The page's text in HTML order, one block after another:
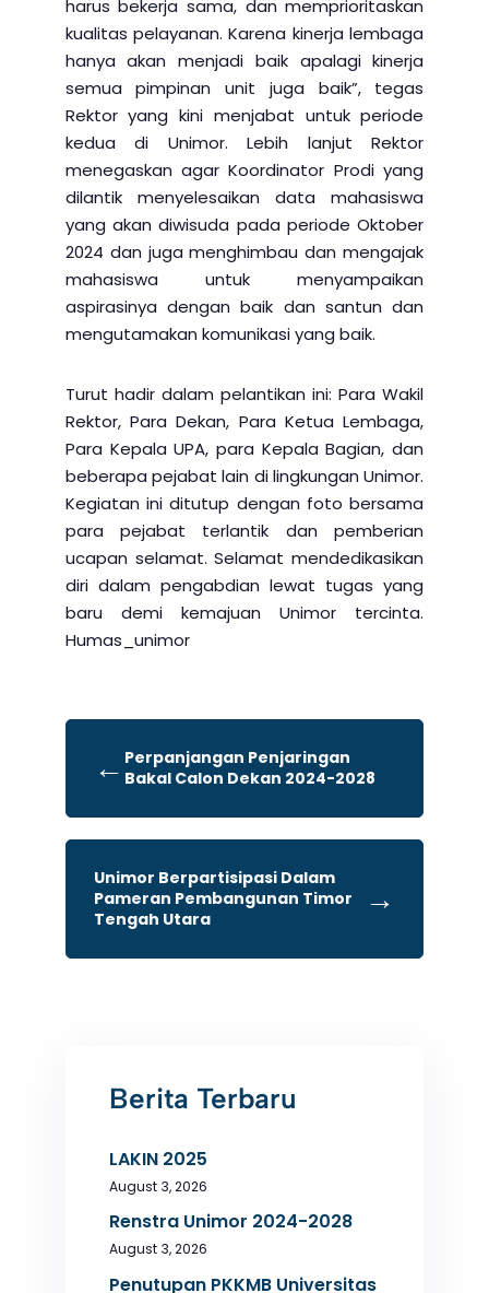
harus bekerja sama, dan memprioritaskan
kualitas pelayanan. Karena kinerja lembaga
hanya akan menjadi baik apalagi kinerja
semua pimpinan unit juga baik”, tegas
Rektor yang kini menjabat untuk periode
kedua di Unimor. Lebih lanjut Rektor
menegaskan agar Koordinator Prodi yang
dilantik menyelesaikan data mahasiswa
yang akan diwisuda pada periode Oktober
2024 dan juga menghimbau dan mengajak
mahasiswa untuk menyampaikan
aspirasinya dengan baik dan santun dan
mengutamakan komunikasi yang baik.
Turut hadir dalam pelantikan ini: Para Wakil
Rektor, Para Dekan, Para Ketua Lembaga,
Para Kepala UPA, para Kepala Bagian, dan
beberapa pejabat lain di lingkungan Unimor.
Kegiatan ini ditutup dengan foto bersama
para pejabat terlantik dan pemberian
ucapan selamat. Selamat mendedikasikan
diri dalam pengabdian lewat tugas yang
baru demi kemajuan Unimor tercinta.
Humas_unimor
← Perpanjangan Penjaringan
Bakal Calon Dekan 2024-2028
Unimor Berpartisipasi Dalam
Pameran Pembangunan Timor
Tengah Utara
→
Berita Terbaru
LAKIN 2025
August 3, 2026
Renstra Unimor 2024-2028
August 3, 2026
Penutupan PKKMB Universitas